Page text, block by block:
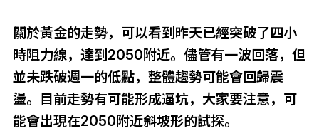
關於黃金的走勢，可以看到昨天已經突破了四小
時阻力線，達到2050附近。儘管有一波回落，但
並未跌破週一的低點，整體趨勢可能會回歸震
盪。目前走勢有可能形成逼坑，大家要注意，可
能會出現在2050附近斜坡形的試探。